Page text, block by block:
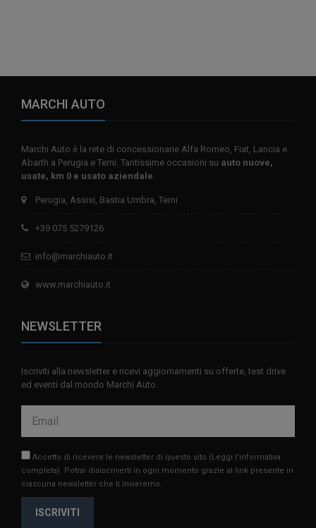
MARCHI AUTO
Marchi Auto è la rete di concessionarie Alfa Romeo, Fiat, Lancia e
Abarth a Perugia e Terni. Tantissime occasioni su auto nuove,
usate, km 0 e usato aziendale
Perugia, Assisi, Bastia Umbra, Terni
+39 075 5279126
info@marchiauto.it
www.marchiauto.it
NEWSLETTER
Iscriviti alla newsletter e ricevi aggiornamenti su offerte, test drive
ed eventi dal mondo Marchi Auto.
Accetto di ricevere le newsletter di questo sito (Leggi l'informativa
completa). Potrai disiscriverti in ogni momento grazie al link presente in
ciascuna newsletter che ti invieremo.
ISCRIVITI